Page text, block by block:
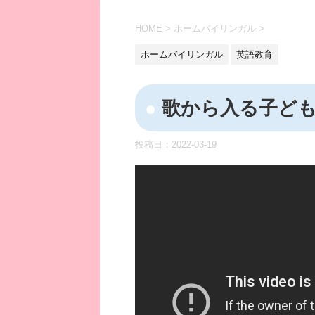
HOME > ホームバイリンガル >
ホームバイリンガル 英語教育
歌から入る子ど
投稿日： 2022-03-19